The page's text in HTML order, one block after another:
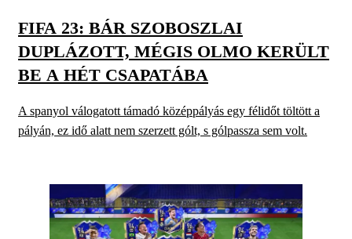
FIFA 23: BÁR SZOBOSZLAI
DUPLÁZOTT, MÉGIS OLMO KERÜLT
BE A HÉT CSAPATÁBA
A spanyol válogatott támadó középpályás egy félidőt töltött a
pályán, ez idő alatt nem szerzett gólt, s gólpassza sem volt.